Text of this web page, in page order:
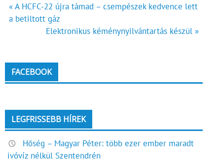
Bejegyzés
navigáció
« A HCFC-22 újra támad – csempészek kedvence lett
a betiltott gáz
Elektronikus kéménynyilvántartás készül »
FACEBOOK
LEGFRISSEBB HÍREK
Hőség – Magyar Péter: több ezer ember maradt
ivóvíz nélkül Szentendrén